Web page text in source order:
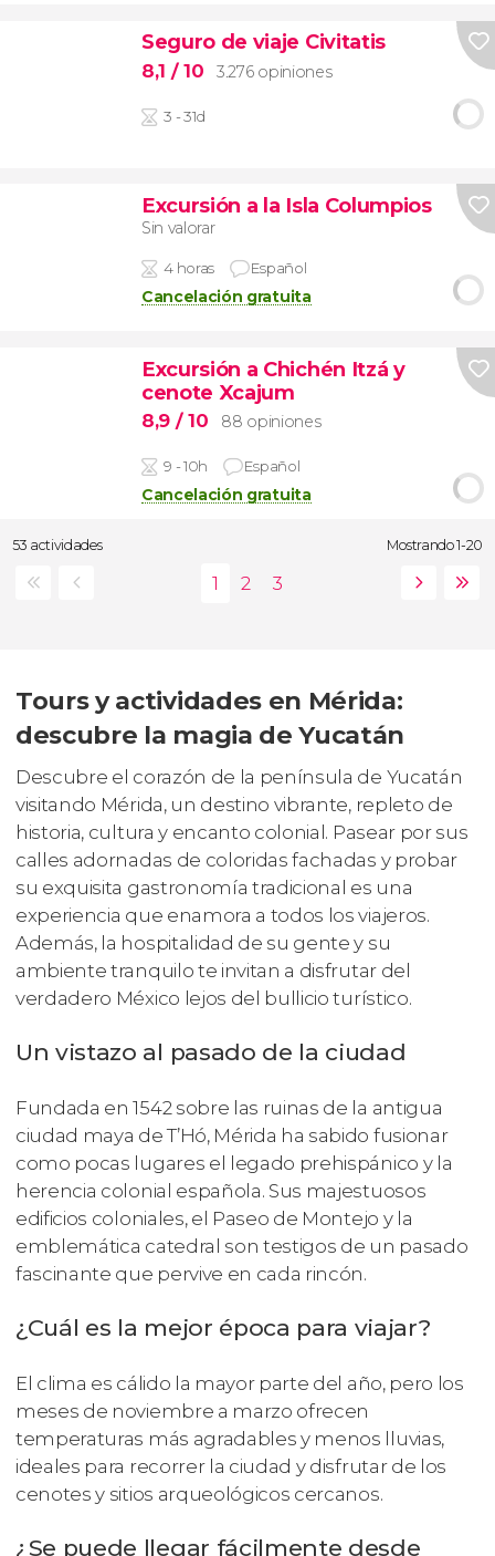
Seguro de viaje Civitatis
8,1 / 10 3.276 opiniones
3 - 31d
Excursión a la Isla Columpios
Sin valorar
4 horas Español
Cancelación gratuita
Excursión a Chichén Itzá y
cenote Xcajum
8,9 / 10 88 opiniones
9 - 10h Español
Cancelación gratuita
53 actividades Mostrando 1-20
Tours y actividades en Mérida:
descubre la magia de Yucatán
Descubre el corazón de la península de Yucatán
visitando Mérida, un destino vibrante, repleto de
historia, cultura y encanto colonial. Pasear por sus
calles adornadas de coloridas fachadas y probar
su exquisita gastronomía tradicional es una
experiencia que enamora a todos los viajeros.
Además, la hospitalidad de su gente y su
ambiente tranquilo te invitan a disfrutar del
verdadero México lejos del bullicio turístico.
Un vistazo al pasado de la ciudad
Fundada en 1542 sobre las ruinas de la antigua
ciudad maya de T’Hó, Mérida ha sabido fusionar
como pocas lugares el legado prehispánico y la
herencia colonial española. Sus majestuosos
edificios coloniales, el Paseo de Montejo y la
emblemática catedral son testigos de un pasado
fascinante que pervive en cada rincón.
¿Cuál es la mejor época para viajar?
El clima es cálido la mayor parte del año, pero los
meses de noviembre a marzo ofrecen
temperaturas más agradables y menos lluvias,
ideales para recorrer la ciudad y disfrutar de los
cenotes y sitios arqueológicos cercanos.
¿Se puede llegar fácilmente desde